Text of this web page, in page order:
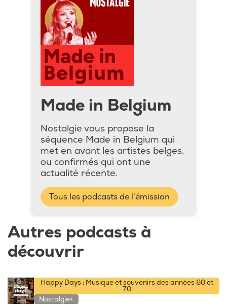
Made in Belgium
Nostalgie vous propose la
séquence Made in Belgium qui
met en avant les artistes belges,
ou confirmés qui ont une
actualité récente.
Tous les podcasts de l'émission
Autres podcasts à
découvrir
Happy Days : Musique et souvenirs des années 60 et
70
Nostalgie+